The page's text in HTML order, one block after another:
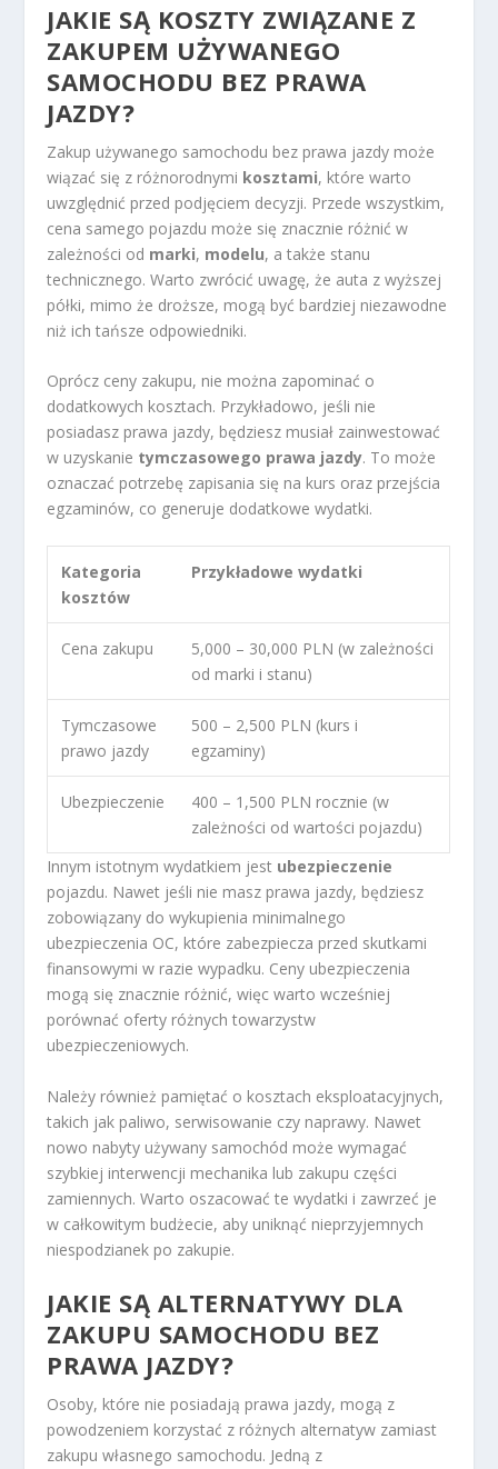
JAKIE SĄ KOSZTY ZWIĄZANE Z
ZAKUPEM UŻYWANEGO
SAMOCHODU BEZ PRAWA
JAZDY?
Zakup używanego samochodu bez prawa jazdy może
wiązać się z różnorodnymi kosztami, które warto
uwzględnić przed podjęciem decyzji. Przede wszystkim,
cena samego pojazdu może się znacznie różnić w
zależności od marki, modelu, a także stanu
technicznego. Warto zwrócić uwagę, że auta z wyższej
półki, mimo że droższe, mogą być bardziej niezawodne
niż ich tańsze odpowiedniki.
Oprócz ceny zakupu, nie można zapominać o
dodatkowych kosztach. Przykładowo, jeśli nie
posiadasz prawa jazdy, będziesz musiał zainwestować
w uzyskanie tymczasowego prawa jazdy. To może
oznaczać potrzebę zapisania się na kurs oraz przejścia
egzaminów, co generuje dodatkowe wydatki.
Kategoria
kosztów
Przykładowe wydatki
Cena zakupu
5,000 – 30,000 PLN (w zależności
od marki i stanu)
Tymczasowe
prawo jazdy
500 – 2,500 PLN (kurs i
egzaminy)
Ubezpieczenie
400 – 1,500 PLN rocznie (w
zależności od wartości pojazdu)
Innym istotnym wydatkiem jest ubezpieczenie
pojazdu. Nawet jeśli nie masz prawa jazdy, będziesz
zobowiązany do wykupienia minimalnego
ubezpieczenia OC, które zabezpiecza przed skutkami
finansowymi w razie wypadku. Ceny ubezpieczenia
mogą się znacznie różnić, więc warto wcześniej
porównać oferty różnych towarzystw
ubezpieczeniowych.
Należy również pamiętać o kosztach eksploatacyjnych,
takich jak paliwo, serwisowanie czy naprawy. Nawet
nowo nabyty używany samochód może wymagać
szybkiej interwencji mechanika lub zakupu części
zamiennych. Warto oszacować te wydatki i zawrzeć je
w całkowitym budżecie, aby uniknąć nieprzyjemnych
niespodzianek po zakupie.
JAKIE SĄ ALTERNATYWY DLA
ZAKUPU SAMOCHODU BEZ
PRAWA JAZDY?
Osoby, które nie posiadają prawa jazdy, mogą z
powodzeniem korzystać z różnych alternatyw zamiast
zakupu własnego samochodu. Jedną z